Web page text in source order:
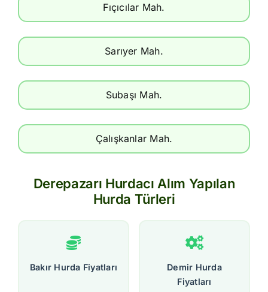
Fıçıcılar Mah.
Sarıyer Mah.
Subaşı Mah.
Çalışkanlar Mah.
Derepazarı Hurdacı Alım Yapılan
Hurda Türleri
Bakır Hurda Fiyatları
Demir Hurda
Fiyatları